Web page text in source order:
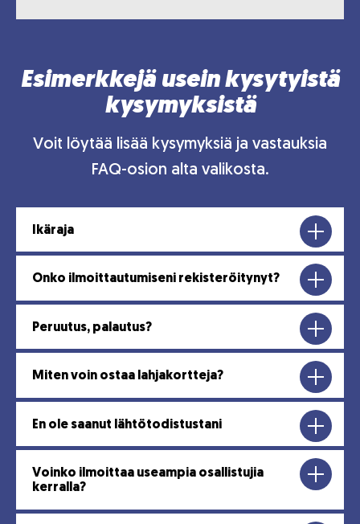
Esimerkkejä usein kysytyistä
kysymyksistä
Voit löytää lisää kysymyksiä ja vastauksia
FAQ-osion alta valikosta.
Ikäraja
Onko ilmoittautumiseni rekisteröitynyt?
Peruutus, palautus?
Miten voin ostaa lahjakortteja?
En ole saanut lähtötodistustani
Voinko ilmoittaa useampia osallistujia
kerralla?